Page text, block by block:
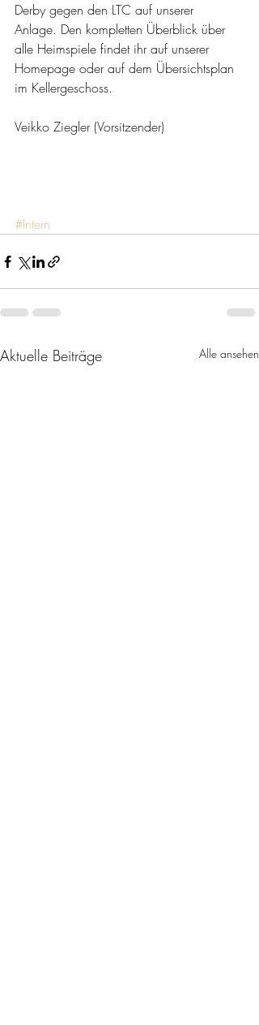
Derby gegen den LTC auf unserer
Anlage. Den kompletten Überblick über
alle Heimspiele findet ihr auf unserer
Homepage oder auf dem Übersichtsplan
im Kellergeschoss.
Veikko Ziegler (Vorsitzender)
#Intern
Aktuelle Beiträge Alle ansehen